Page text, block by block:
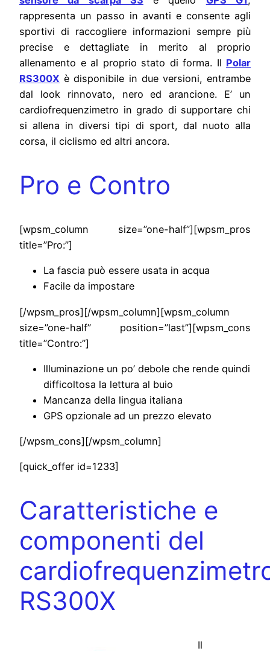
rappresenta un passo in avanti e consente agli
sportivi di raccogliere informazioni sempre più
precise e dettagliate in merito al proprio
allenamento e al proprio stato di forma. Il Polar
RS300X è disponibile in due versioni, entrambe
dal look rinnovato, nero ed arancione. E’ un
cardiofrequenzimetro in grado di supportare chi
si allena in diversi tipi di sport, dal nuoto alla
corsa, il ciclismo ed altri ancora.
Pro e Contro
[wpsm_column size=”one-half”][wpsm_pros
title=”Pro:”]
La fascia può essere usata in acqua
Facile da impostare
[/wpsm_pros][/wpsm_column][wpsm_column
size=”one-half” position=”last”][wpsm_cons
title=”Contro:”]
Illuminazione un po’ debole che rende quindi
difficoltosa la lettura al buio
Mancanza della lingua italiana
GPS opzionale ad un prezzo elevato
[/wpsm_cons][/wpsm_column]
[quick_offer id=1233]
Caratteristiche e
componenti del
RS300X
Il